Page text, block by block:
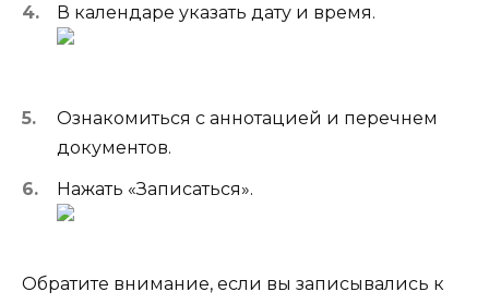
В календаре указать дату и время.
Ознакомиться с аннотацией и перечнем
документов.
Нажать «Записаться».
Обратите внимание, если вы записывались к